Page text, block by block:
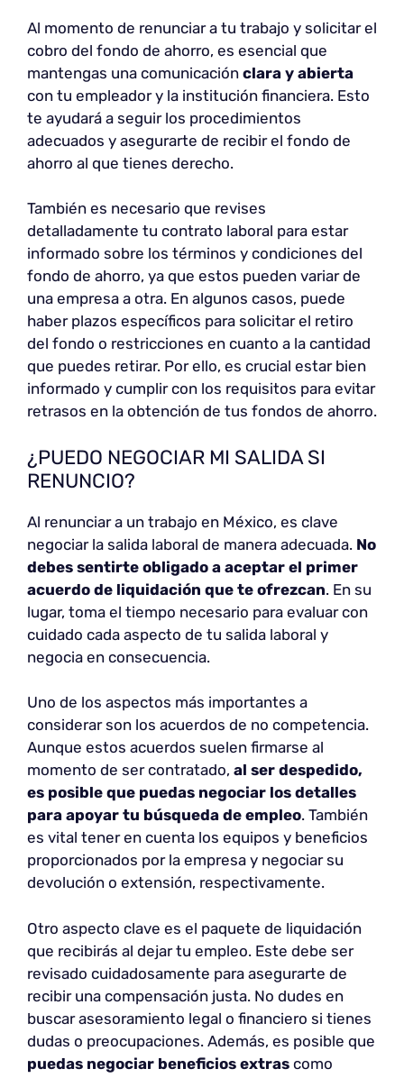
Al momento de renunciar a tu trabajo y solicitar el
cobro del fondo de ahorro, es esencial que
mantengas una comunicación clara y abierta
con tu empleador y la institución financiera. Esto
te ayudará a seguir los procedimientos
adecuados y asegurarte de recibir el fondo de
ahorro al que tienes derecho.
También es necesario que revises
detalladamente tu contrato laboral para estar
informado sobre los términos y condiciones del
fondo de ahorro, ya que estos pueden variar de
una empresa a otra. En algunos casos, puede
haber plazos específicos para solicitar el retiro
del fondo o restricciones en cuanto a la cantidad
que puedes retirar. Por ello, es crucial estar bien
informado y cumplir con los requisitos para evitar
retrasos en la obtención de tus fondos de ahorro.
¿PUEDO NEGOCIAR MI SALIDA SI
RENUNCIO?
Al renunciar a un trabajo en México, es clave
negociar la salida laboral de manera adecuada. No
debes sentirte obligado a aceptar el primer
acuerdo de liquidación que te ofrezcan. En su
lugar, toma el tiempo necesario para evaluar con
cuidado cada aspecto de tu salida laboral y
negocia en consecuencia.
Uno de los aspectos más importantes a
considerar son los acuerdos de no competencia.
Aunque estos acuerdos suelen firmarse al
momento de ser contratado, al ser despedido,
es posible que puedas negociar los detalles
para apoyar tu búsqueda de empleo. También
es vital tener en cuenta los equipos y beneficios
proporcionados por la empresa y negociar su
devolución o extensión, respectivamente.
Otro aspecto clave es el paquete de liquidación
que recibirás al dejar tu empleo. Este debe ser
revisado cuidadosamente para asegurarte de
recibir una compensación justa. No dudes en
buscar asesoramiento legal o financiero si tienes
dudas o preocupaciones. Además, es posible que
puedas negociar beneficios extras como